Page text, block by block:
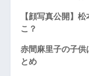
【顔写真公開】
こ？
赤間麻里子の子供
とめ